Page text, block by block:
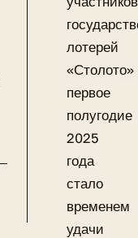
лотерей
«Столото»
первое
полугодие
2025
года
стало
временем
удачи